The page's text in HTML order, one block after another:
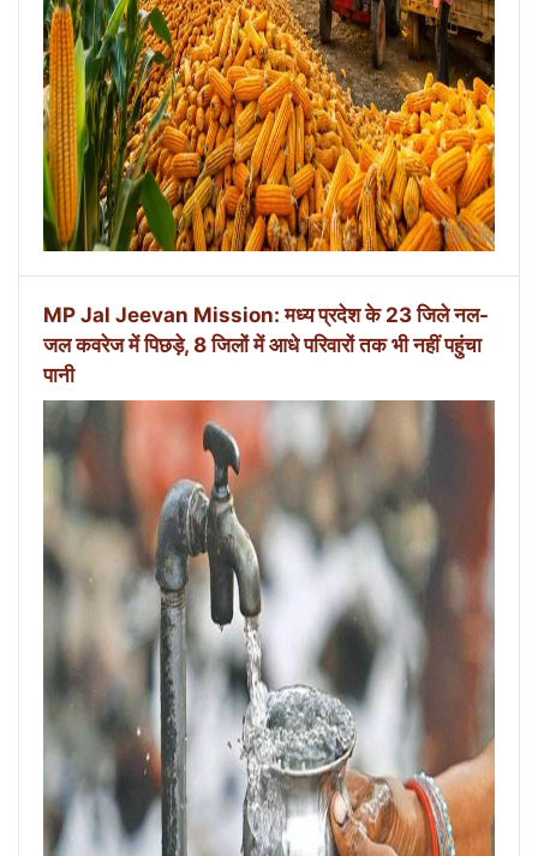
MP Jal Jeevan Mission: मध्य प्रदेश के 23 जिले नल-
जल कवरेज में पिछड़े, 8 जिलों में आधे परिवारों तक भी नहीं पहुंचा
पानी